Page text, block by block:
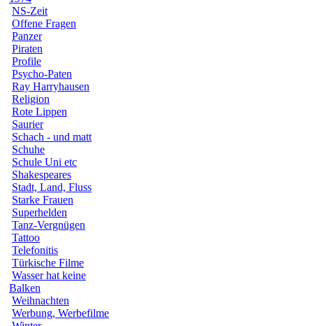
NS-Zeit
Offene Fragen
Panzer
Piraten
Profile
Psycho-Paten
Ray Harryhausen
Religion
Rote Lippen
Saurier
Schach - und matt
Schuhe
Schule Uni etc
Shakespeares
Stadt, Land, Fluss
Starke Frauen
Superhelden
Tanz-Vergnügen
Tattoo
Telefonitis
Türkische Filme
Wasser hat keine
Balken
Weihnachten
Werbung, Werbefilme